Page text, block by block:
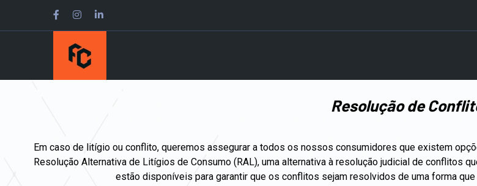
Resolução de
Em caso de litígio ou conflito, queremos assegurar a todos os nossos consumidores que existem
Resolução Alternativa de Litígios de Consumo (RAL), uma alternativa à resolução judicial de conflitos
estão disponíveis para garantir que os conflitos sejam resolvidos de uma forma